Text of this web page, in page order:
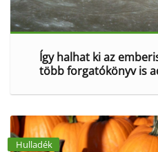
Így halhat ki az
több forgatókönyv is
Hulladék